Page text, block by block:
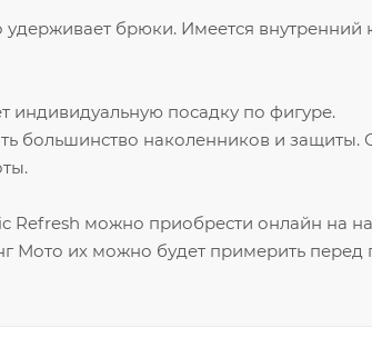
брюки. Имеется внутренний
индивидуальную посадку по фигуре.
большинство наколенников и защиты.
Refresh можно приобрести онлайн на
Мото их можно будет примерить перед